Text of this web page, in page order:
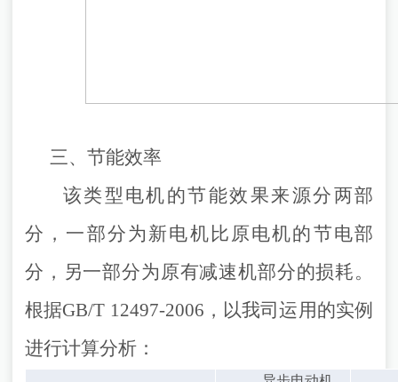
三、节能效率
该类型电机的节能效果来源分两部
分，一部分为新电机比原电机的节电部
分，另一部分为原有减速机部分的损耗。
根据GB/T 12497-2006，以我司运用的实例
进行计算分析：